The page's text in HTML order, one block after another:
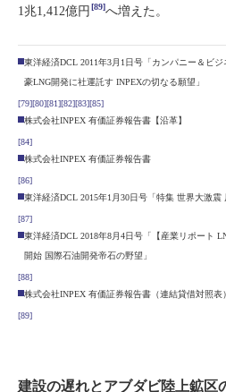
1兆1,412億円 [89]へ増えた。
東洋経済DCL 2011年3月1日号「カンパニー＆ビ
豪LNG開発に社運託す INPEXの切なる願望」
[79][80][81][82][83][85]
株式会社INPEX 有価証券報告書【沿革】
[84]
株式会社INPEX 有価証券報告書
[86]
東洋経済DCL 2015年1月30日号「特集 世界大激震
[87]
東洋経済DCL 2018年8月4日号「【産業リポート
開始 国際石油開発帝石の野望」
[88]
株式会社INPEX 有価証券報告書（連結貸借対照表）
[89]
建設の遅れとアブダビ陸上鉱区